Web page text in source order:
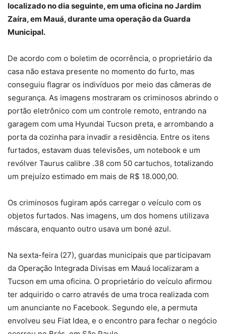
localizado no dia seguinte, em uma oficina no Jardim
Zaíra, em Mauá, durante uma operação da Guarda
Municipal.
De acordo com o boletim de ocorrência, o proprietário da
casa não estava presente no momento do furto, mas
conseguiu flagrar os indivíduos por meio das câmeras de
segurança. As imagens mostraram os criminosos abrindo o
portão eletrônico com um controle remoto, entrando na
garagem com uma Hyundai Tucson preta, e arrombando a
porta da cozinha para invadir a residência. Entre os itens
furtados, estavam duas televisões, um notebook e um
revólver Taurus calibre .38 com 50 cartuchos, totalizando
um prejuízo estimado em mais de R$ 18.000,00.
Os criminosos fugiram após carregar o veículo com os
objetos furtados. Nas imagens, um dos homens utilizava
máscara, enquanto outro usava um boné azul.
Na sexta-feira (27), guardas municipais que participavam
da Operação Integrada Divisas em Mauá localizaram a
Tucson em uma oficina. O proprietário do veículo afirmou
ter adquirido o carro através de uma troca realizada com
um anunciante no Facebook. Segundo ele, a permuta
envolveu seu Fiat Idea, e o encontro para fechar o negócio